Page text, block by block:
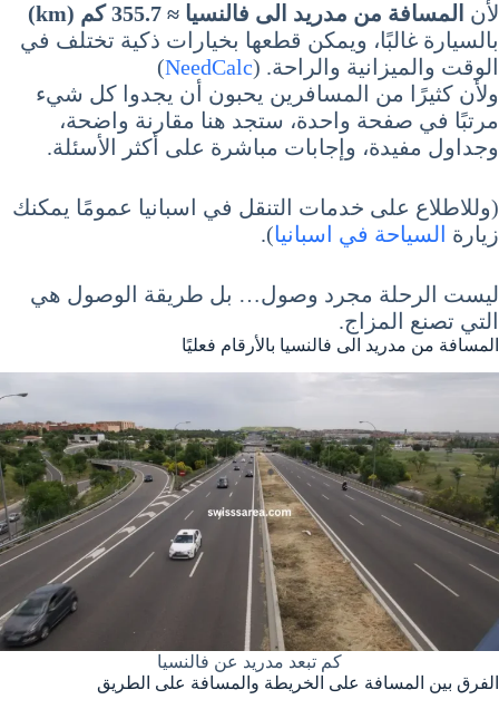
لأن المسافة من مدريد الى فالنسيا ≈ 355.7 كم (km)
بالسيارة غالبًا، ويمكن قطعها بخيارات ذكية تختلف في
الوقت والميزانية والراحة. (NeedCalc
)
ولأن كثيرًا من المسافرين يحبون أن يجدوا كل شيء
مرتبًا في صفحة واحدة، ستجد هنا مقارنة واضحة،
وجداول مفيدة، وإجابات مباشرة على أكثر الأسئلة.
(وللاطلاع على خدمات التنقل في اسبانيا عمومًا يمكنك
زيارة السياحة في اسبانيا).
ليست الرحلة مجرد وصول… بل طريقة الوصول هي
التي تصنع المزاج.
المسافة من مدريد الى فالنسيا بالأرقام فعليًا
كم تبعد مدريد عن فالنسيا
الفرق بين المسافة على الخريطة والمسافة على الطريق